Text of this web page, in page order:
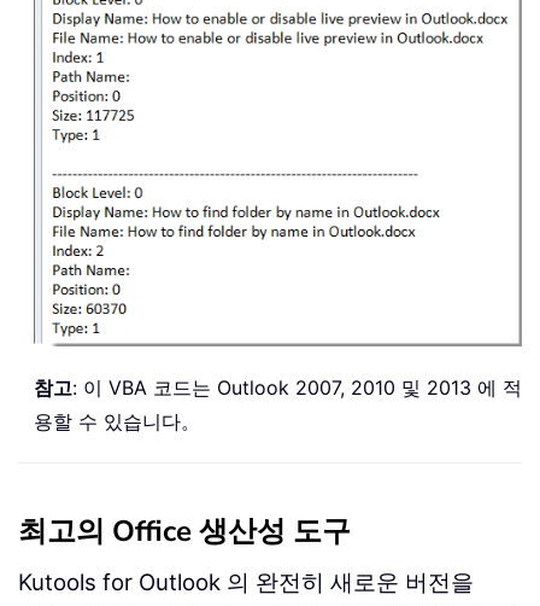
참고: 이 VBA 코드는 Outlook 2007, 2010 및 2013 에 적
용할 수 있습니다。
최고의 Office 생산성 도구
Kutools for Outlook 의 완전히 새로운 버전을